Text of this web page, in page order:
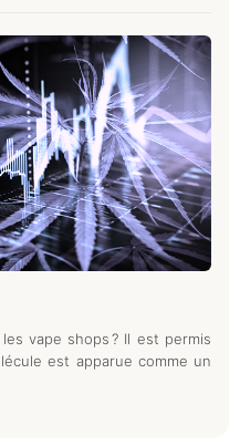
vape shops ? Il est permis
est apparue comme un